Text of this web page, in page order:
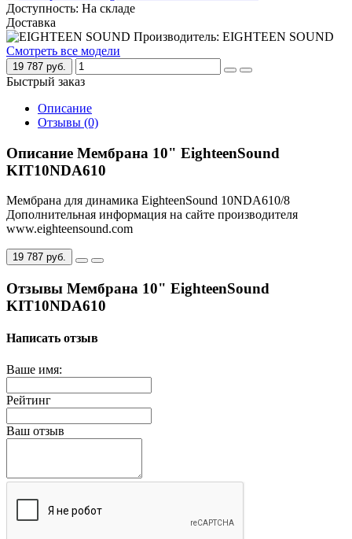
Доступность: На складе
Доставка
Производитель: EIGHTEEN SOUND
Смотреть все модели
19 787 руб.
Быстрый заказ
Описание
Отзывы (0)
Описание Мембрана 10" EighteenSound
KIT10NDA610
Мембрана для динамика EighteenSound 10NDA610/8
Дополнительная информация на сайте производителя
www.eighteensound.com
19 787 руб.
Отзывы Мембрана 10" EighteenSound
KIT10NDA610
Написать отзыв
Ваше имя:
Рейтинг
Ваш отзыв